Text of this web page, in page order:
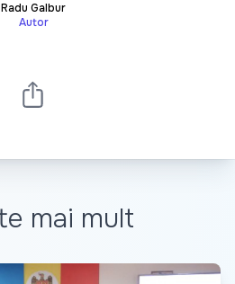
Radu Galbur
Autor
mai mult